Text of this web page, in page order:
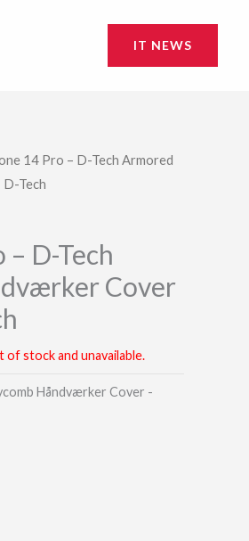
IT NEWS
14 Pro – D-Tech Armored
Tech
– D-Tech
Cover
stock and unavailable.
Håndværker Cover -